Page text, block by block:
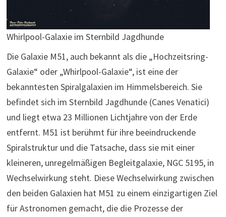
Whirlpool-Galaxie im Sternbild Jagdhunde
Die Galaxie M51, auch bekannt als die „Hochzeitsring-
Galaxie“ oder „Whirlpool-Galaxie“, ist eine der
bekanntesten Spiralgalaxien im Himmelsbereich. Sie
befindet sich im Sternbild Jagdhunde (Canes Venatici)
und liegt etwa 23 Millionen Lichtjahre von der Erde
entfernt. M51 ist berühmt für ihre beeindruckende
Spiralstruktur und die Tatsache, dass sie mit einer
kleineren, unregelmäßigen Begleitgalaxie, NGC 5195, in
Wechselwirkung steht. Diese Wechselwirkung zwischen
den beiden Galaxien hat M51 zu einem einzigartigen Ziel
für Astronomen gemacht, die die Prozesse der